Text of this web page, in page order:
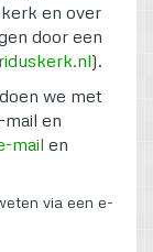
en over
door een
).
we met
en
mail en
via een e-